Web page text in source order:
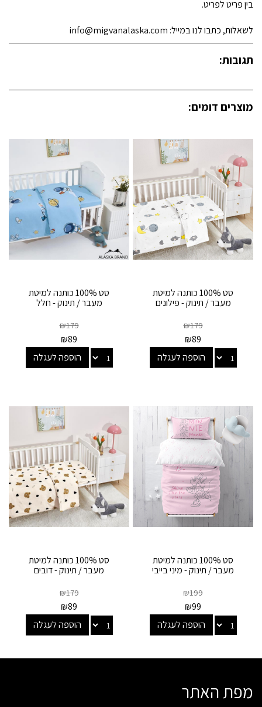
בין פריט לפריט.
לשאלות, כתבו לנו במייל: info@migvanalaska.com
תגובות:
מוצרים דומים:
סט 100% כותנה למיטת
מעבר / תינוק - פילונים
₪179
₪89
הוספה לעגלה
סט 100% כותנה למיטת
מעבר / תינוק - חלל
₪179
₪89
הוספה לעגלה
סט 100% כותנה למיטת
מעבר / תינוק - מיני בייבי
₪199
₪99
הוספה לעגלה
סט 100% כותנה למיטת
מעבר / תינוק - דובים
₪179
₪89
הוספה לעגלה
מפת האתר